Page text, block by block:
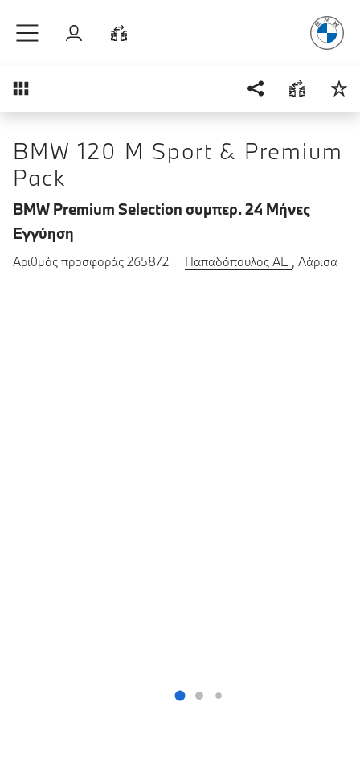
Σύνδεση
Επισκόπηση
BMW 120 M Sport & Premium
Pack
BMW Premium Selection συμπερ. 24 Μήνες
Εγγύηση
Αριθμός προσφοράς 265872 Παπαδόπουλος ΑΕ , Λάρισα